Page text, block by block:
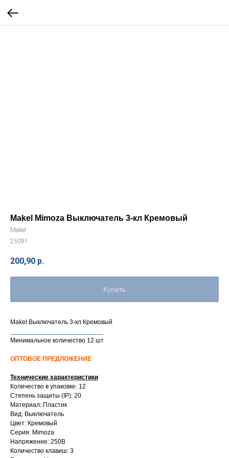
Makel Mimoza Выключатель 3-кл Кремовый
Makel
25091
200,90 р.
Купить
Makel Выключатель 3-кл Кремовый
Минимальное количество 12 шт
ОПТОВОЕ ПРЕДЛОЖЕНИЕ
Технические характеристики
Количество в упаковке: 12
Степень защиты (IP): 20
Материал: Пластик
Вид: Выключатель
Цвет: Кремовый
Серия: Mimoza
Напряжение: 250В
Количество клавиш: 3